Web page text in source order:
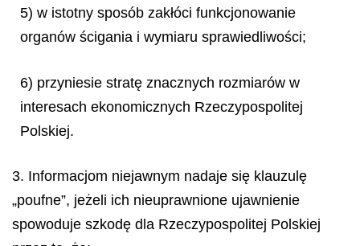
5) w istotny sposób zakłóci funkcjonowanie
organów ścigania i wymiaru sprawiedliwości;
6) przyniesie stratę znacznych rozmiarów w
interesach ekonomicznych Rzeczypospolitej
Polskiej.
3. Informacjom niejawnym nadaje się klauzulę
„poufne”, jeżeli ich nieuprawnione ujawnienie
spowoduje szkodę dla Rzeczypospolitej Polskiej